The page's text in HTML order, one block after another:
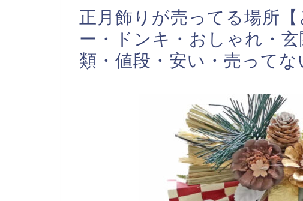
正月飾りが売ってる場所
ー・ドンキ・おしゃれ・
類・値段・安い・売ってな